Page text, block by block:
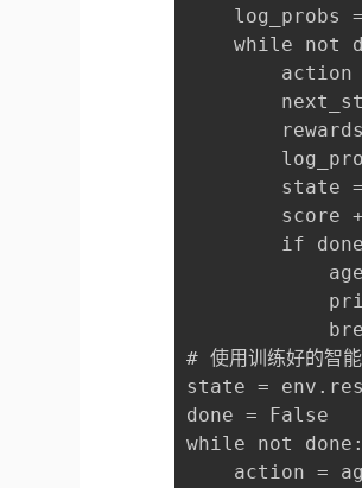
log_probs
while not
action
state
score
if
# 使用训练好的智
state =
done = False
while not done:
action =